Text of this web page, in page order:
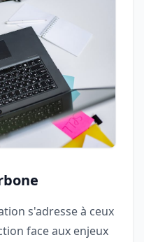
s'adresse à ceux
face aux enjeux